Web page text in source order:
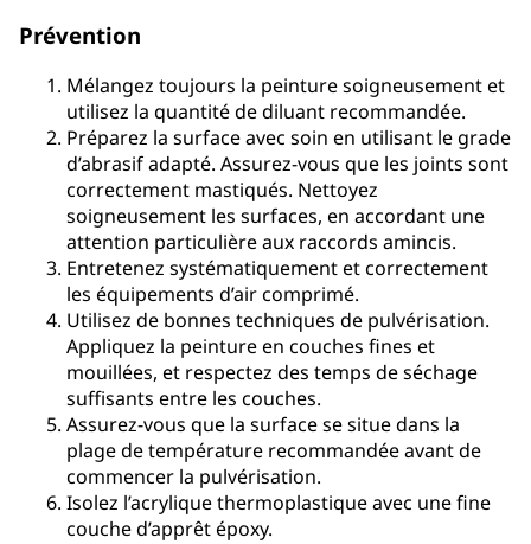
Prévention
Mélangez toujours la peinture soigneusement et
utilisez la quantité de diluant recommandée.
Préparez la surface avec soin en utilisant le grade
d’abrasif adapté. Assurez-vous que les joints sont
correctement mastiqués. Nettoyez
soigneusement les surfaces, en accordant une
attention particulière aux raccords amincis.
Entretenez systématiquement et correctement
les équipements d’air comprimé.
Utilisez de bonnes techniques de pulvérisation.
Appliquez la peinture en couches fines et
mouillées, et respectez des temps de séchage
suffisants entre les couches.
Assurez-vous que la surface se situe dans la
plage de température recommandée avant de
commencer la pulvérisation.
Isolez l’acrylique thermoplastique avec une fine
couche d’apprêt époxy.